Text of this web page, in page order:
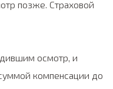
позже. Страховой
осмотр, и
компенсации до